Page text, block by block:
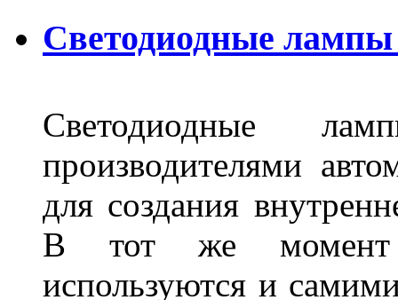
Светодиодные
Светодиодные
производителями
для создания
В тот же момент
используются и